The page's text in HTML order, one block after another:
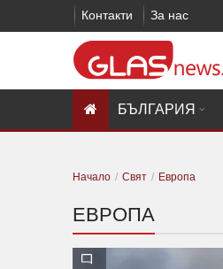
Контакти За нас
БЪЛГАРИЯ
Начало Свят Европа
ЕВРОПА